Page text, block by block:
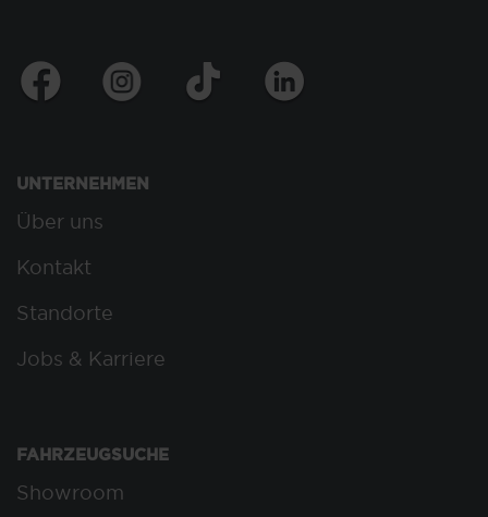
UNTERNEHMEN
Über uns
Kontakt
Standorte
Jobs & Karriere
FAHRZEUGSUCHE
Showroom